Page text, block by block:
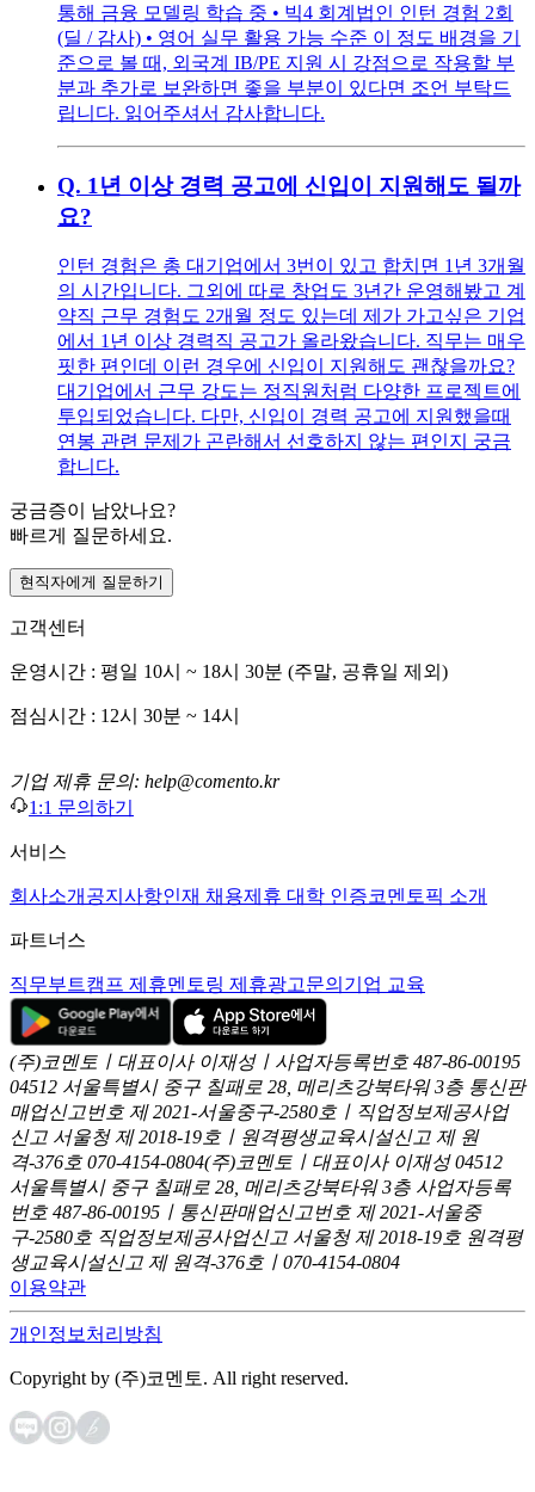
통해 금융 모델링 학습 중 • 빅4 회계법인 인턴 경험 2회
(딜 / 감사) • 영어 실무 활용 가능 수준 이 정도 배경을 기
준으로 볼 때, 외국계 IB/PE 지원 시 강점으로 작용할 부
분과 추가로 보완하면 좋을 부분이 있다면 조언 부탁드
립니다. 읽어주셔서 감사합니다.
Q. 1년 이상 경력 공고에 신입이 지원해도 될까
요?
인턴 경험은 총 대기업에서 3번이 있고 합치면 1년 3개월
의 시간입니다. 그외에 따로 창업도 3년간 운영해봤고 계
약직 근무 경험도 2개월 정도 있는데 제가 가고싶은 기업
에서 1년 이상 경력직 공고가 올라왔습니다. 직무는 매우
핏한 편인데 이런 경우에 신입이 지원해도 괜찮을까요?
대기업에서 근무 강도는 정직원처럼 다양한 프로젝트에
투입되었습니다. 다만, 신입이 경력 공고에 지원했을때
연봉 관련 문제가 곤란해서 선호하지 않는 편인지 궁금
합니다.
궁금증이 남았나요?
빠르게 질문하세요.
현직자에게 질문하기
고객센터
운영시간 : 평일 10시 ~ 18시 30분 (주말, 공휴일 제외)
점심시간 : 12시 30분 ~ 14시
기업 제휴 문의: help@comento.kr
1:1 문의하기
서비스
회사소개 공지사항인재 채용제휴 대학 인증코멘토픽 소개
파트너스
직무부트캠프 제휴멘토링 제휴광고문의 기업 교육
(주)코멘토ㅣ대표이사 이재성ㅣ사업자등록번호 487-86-00195
04512 서울특별시 중구 칠패로 28, 메리츠강북타워 3층 통신판
매업신고번호 제 2021-서울중구-2580호ㅣ직업정보제공사업
신고 서울청 제 2018-19호ㅣ원격평생교육시설신고 제 원
격-376호 070-4154-0804(주)코멘토ㅣ대표이사 이재성 04512
서울특별시 중구 칠패로 28, 메리츠강북타워 3층 사업자등록
번호 487-86-00195ㅣ통신판매업신고번호 제 2021-서울중
구-2580호 직업정보제공사업신고 서울청 제 2018-19호 원격평
생교육시설신고 제 원격-376호ㅣ070-4154-0804
이용약관
개인정보처리방침
Copyright by (주)코멘토. All right reserved.